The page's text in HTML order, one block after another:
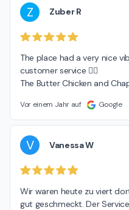
Z Zuber R
The place had a very nice
customer service 👍🏽
The Butter Chicken and
Vor einem Jahr auf Google
V Vanessa W
Wir waren heute zu viert
gut geschmeckt. Der